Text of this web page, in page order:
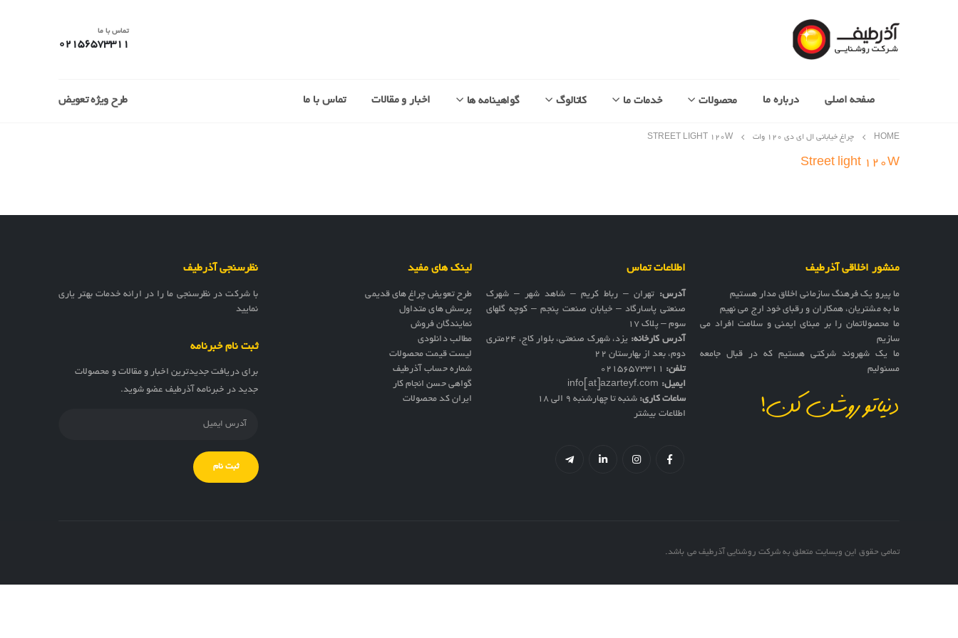
تماس با ما
02156573311
صفحه اصلی درباره ما محصولات خدمات ما کاتالوگ گواهینامه ها اخبار و مقالات تماس با ما طرح ویژه تعویض
HOME چراغ خیابانی ال ای دی 120 وات STREET LIGHT ۱۲۰W
Street light 120W
منشور اخلاقی آذرطیف
ما پیرو یک فرهنگ سازمانی اخلاق مدار هستیم
ما به مشتریان، همکاران و رقبای خود ارج می نهیم
ما محصولاتمان را بر مبنای ایمنی و سلامت افراد می
سازیم
ما یک شهروند شرکتی هستیم که در قبال جامعه
مسئولیم
دنیاتو روشن کن!
اطلاعات تماس
آدرس: تهران – رباط کریم – شاهد شهر – شهرک
صنعتی پاسارگاد – خیابان صنعت پنجم – کوچه گلهای
سوم – پلاک 17
آدرس کارخانه:
یزد، شهرک صنعتی، بلوار کاج، ۲۴متری
دوم، بعد از بهارستان ۲۲
تلفن: 02156573311
ایمیل: info[at]azarteyf.com
ساعات کاری: شنبه تا چهارشنبه 9 الی 18
اطلاعات بیشتر
لینک های مفید
طرح تعویض چراغ های قدیمی
پرسش های متداول
نمایندگان فروش
مطالب دانلودی
لیست قیمت محصولات
شماره حساب آذرطیف
گواهی حسن انجام کار
ایران کد محصولات
نظرسنجی آذرطیف
با شرکت در نظرسنجی ما را در ارائه خدمات بهتر یاری
نمایید
ثبت نام خبرنامه
برای دریافت جدیدترین اخبار و مقالات و محصولات
جدید در خبرنامه آذرطیف عضو شوید.
تمامی حقوق این وبسایت متعلق به شرکت روشنایی آذرطیف می باشد.